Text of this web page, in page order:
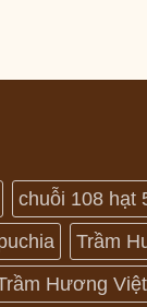
chuỗi 108 hạt
Trầm
Hương